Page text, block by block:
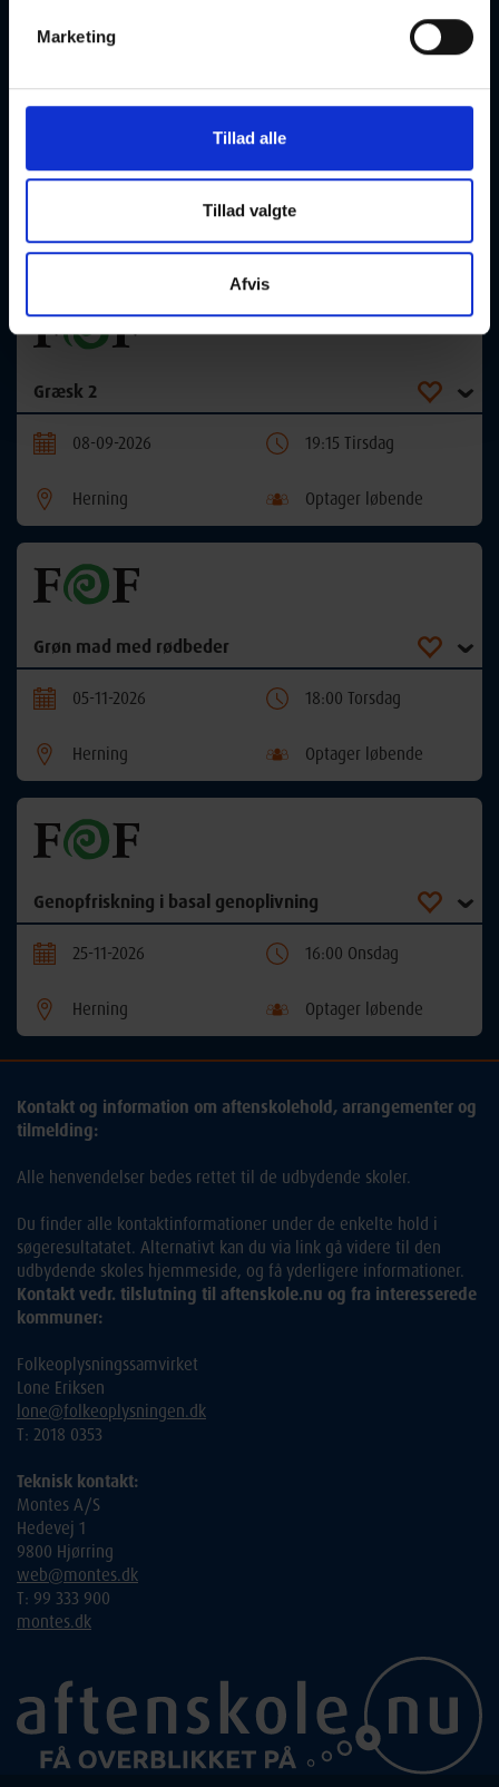
Marketing
Tillad alle
Tillad valgte
Afvis
Græsk 1 - for begyndere
08-09-2026 17:00 Tirsdag
Herning Optager løbende
Græsk 2
08-09-2026 19:15 Tirsdag
Herning Optager løbende
Grøn mad med rødbeder
05-11-2026 18:00 Torsdag
Herning Optager løbende
Genopfriskning i basal genoplivning
25-11-2026 16:00 Onsdag
Herning Optager løbende
Kontakt og information om aftenskolehold, arrangementer og
tilmelding:
Alle henvendelser bedes rettet til de udbydende skoler.
Du finder alle kontaktinformationer under de enkelte hold i
søgeresultatatet. Alternativt kan du via link gå videre til den
udbydende skoles hjemmeside, og få yderligere informationer.
Kontakt vedr. tilslutning til aftenskole.nu og fra interesserede
kommuner:
Folkeoplysningssamvirket
Lone Eriksen
lone@folkeoplysningen.dk
T: 2018 0353
Teknisk kontakt:
Montes A/S
Hedevej 1
9800 Hjørring
web@montes.dk
T: 99 333 900
montes.dk